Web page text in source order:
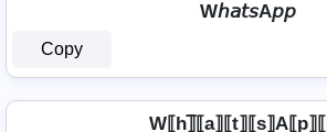
W𝘩𝘢𝘵𝘴A𝘱𝘱
Copy